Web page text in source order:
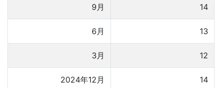
9月 14
6月 13
3月 12
2024年12月 14